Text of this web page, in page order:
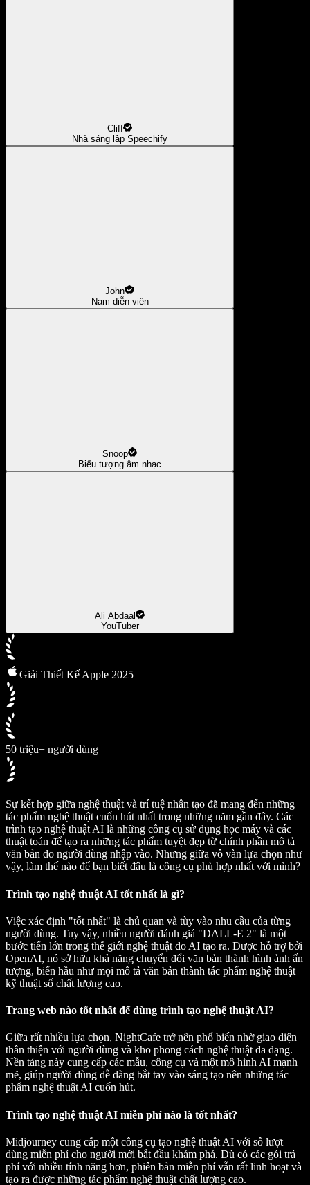
Cliff
Nhà sáng lập Speechify
John
Nam diễn viên
Snoop
Biểu tượng âm nhạc
Ali Abdaal
YouTuber
Giải Thiết Kế Apple 2025
50 triệu+ người dùng
Sự kết hợp giữa nghệ thuật và trí tuệ nhân tạo đã mang đến những
tác phẩm nghệ thuật cuốn hút nhất trong những năm gần đây. Các
trình tạo nghệ thuật AI là những công cụ sử dụng học máy và các
thuật toán để tạo ra những tác phẩm tuyệt đẹp từ chính phần mô tả
văn bản do người dùng nhập vào. Nhưng giữa vô vàn lựa chọn như
vậy, làm thế nào để bạn biết đâu là công cụ phù hợp nhất với mình?
Trình tạo nghệ thuật AI tốt nhất là gì?
Việc xác định "tốt nhất" là chủ quan và tùy vào nhu cầu của từng
người dùng. Tuy vậy, nhiều người đánh giá "DALL-E 2" là một
bước tiến lớn trong thế giới nghệ thuật do AI tạo ra. Được hỗ trợ bởi
OpenAI, nó sở hữu khả năng chuyển đổi văn bản thành hình ảnh ấn
tượng, biến hầu như mọi mô tả văn bản thành tác phẩm nghệ thuật
kỹ thuật số chất lượng cao.
Trang web nào tốt nhất để dùng trình tạo nghệ thuật AI?
Giữa rất nhiều lựa chọn, NightCafe trở nên phổ biến nhờ giao diện
thân thiện với người dùng và kho phong cách nghệ thuật đa dạng.
Nền tảng này cung cấp các mẫu, công cụ và một mô hình AI mạnh
mẽ, giúp người dùng dễ dàng bắt tay vào sáng tạo nên những tác
phẩm nghệ thuật AI cuốn hút.
Trình tạo nghệ thuật AI miễn phí nào là tốt nhất?
Midjourney cung cấp một công cụ tạo nghệ thuật AI với số lượt
dùng miễn phí cho người mới bắt đầu khám phá. Dù có các gói trả
phí với nhiều tính năng hơn, phiên bản miễn phí vẫn rất linh hoạt và
tạo ra được những tác phẩm nghệ thuật chất lượng cao.